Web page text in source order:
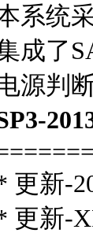
系统
成了
源判
更新-
更新-